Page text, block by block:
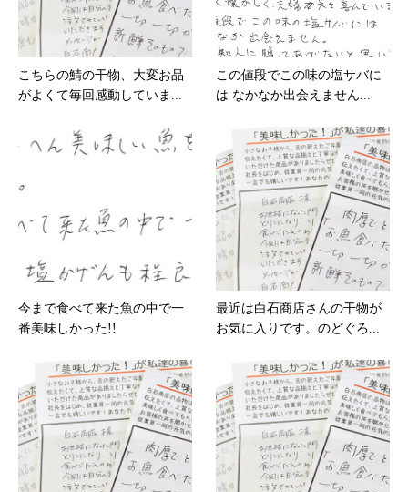
こちらの鯖の干物、大変お品
がよくて毎回感動していま...
この値段でこの味の塩サバに
は なかなか出会えません...
今まで食べて来た魚の中で一
番美味しかった!!
最近は白石商店さんの干物が
お気に入りです。のどぐろ...